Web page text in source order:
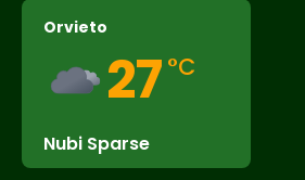
Orvieto
27 °C
Nubi Sparse